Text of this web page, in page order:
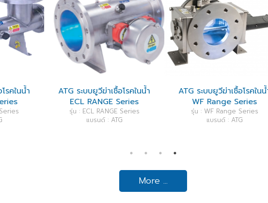
ระบบยูวีฆ่าเชื้อโรคในน้ำ
RANGE Series
รุ่น : ECL RANGE Series
ATG ระบบยูวีฆ่าเชื้อโรคในน้ำ
WF Range Series
รุ่น : WF Range Series
ATG ระบบ
UVLX
รุ่น : UVLX
More ...